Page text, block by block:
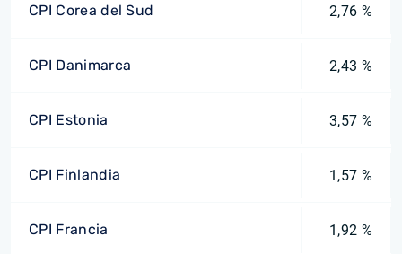
CPI Corea del Sud 2,76 %
CPI Danimarca 2,43 %
CPI Estonia 3,57 %
CPI Finlandia 1,57 %
CPI Francia 1,92 %